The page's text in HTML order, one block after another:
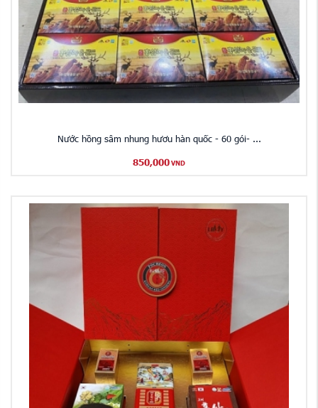
Nước hồng sâm nhung hươu hàn quốc - 60 gói- ...
850,000 VND